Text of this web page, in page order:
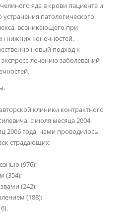
яда в крови пациента и
патологического
возникающего при
нижних конечностей.
новый подход к
лечению заболеваний
клиники контрактного
с июля месяца 2004
2006 года, нами проводилось
страдающих:
(976);
(354);
(242);
(188);